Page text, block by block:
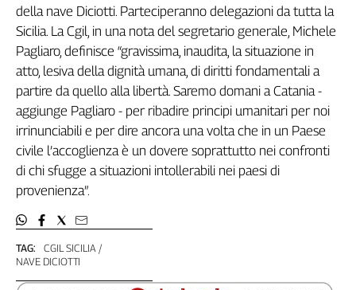
Culture
Categorie
Filcams
Filctem
Fillea
Filt
Fiom
Fisac
Flai
Flc
Nidil
Slc
TAG:
CGIL SICILIA
NAVE DICIOTTI
della nave Diciotti. Parteciperanno delegazioni da tutta la
Sicilia. La Cgil, in una nota del segretario generale, Michele
Pagliaro, definisce “gravissima, inaudita, la situazione in
atto, lesiva della dignità umana, di diritti fondamentali a
partire da quello alla libertà. Saremo domani a Catania -
aggiunge Pagliaro - per ribadire principi umanitari per noi
irrinunciabili e per dire ancora una volta che in un Paese
civile l’accoglienza è un dovere soprattutto nei confronti
di chi sfugge a situazioni intollerabili nei paesi di
provenienza”.